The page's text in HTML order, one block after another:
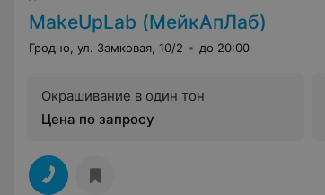
MakeUpLab (МейкАпЛаб)
Гродно, ул. Замковая, 10/2 до 20:00
Окрашивание в один тон
Цена по запросу